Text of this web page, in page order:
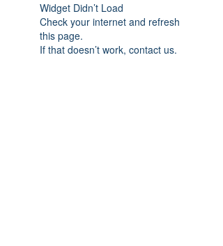
Widget Didn’t Load
Check your internet and refresh
this page.
If that doesn’t work, contact us.